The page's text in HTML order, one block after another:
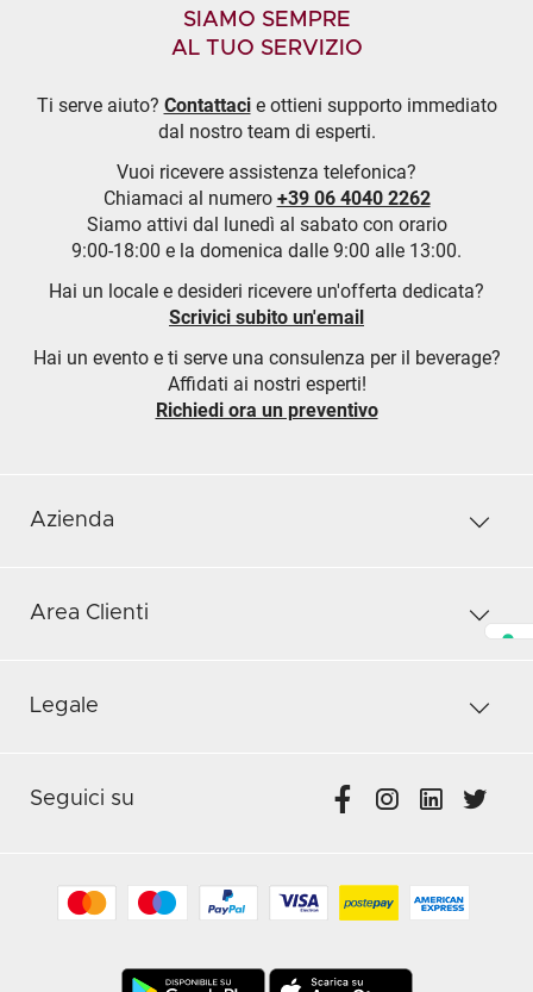
SIAMO SEMPRE
AL TUO SERVIZIO
Ti serve aiuto? Contattacie ottieni supporto immediato
dal nostro team di esperti.
Vuoi ricevere assistenza telefonica?
Chiamaci al numero +39 06 4040 2262
Siamo attivi dal lunedì al sabato con orario
9:00-18:00 e la domenica dalle 9:00 alle 13:00.
Hai un locale e desideri ricevere un'offerta dedicata?
Scrivici subito un'email
Hai un evento e ti serve una consulenza per il beverage?
Affidati ai nostri esperti!
Richiedi ora un preventivo
Azienda
Area Clienti
Legale
Seguici su